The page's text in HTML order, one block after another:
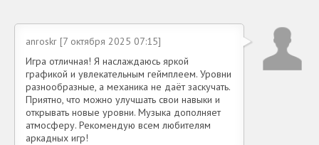
anroskr [7 октября 2025 07:15]
Игра отличная! Я наслаждаюсь яркой
графикой и увлекательным геймплеем. Уровни
разнообразные, а механика не даёт заскучать.
Приятно, что можно улучшать свои навыки и
открывать новые уровни. Музыка дополняет
атмосферу. Рекомендую всем любителям
аркадных игр!